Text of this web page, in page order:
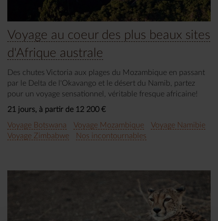
Voyage au coeur des plus beaux sites
d'Afrique australe
Des chutes Victoria aux plages du Mozambique en passant
par le Delta de l'Okavango et le désert du Namib, partez
pour un voyage sensationnel, véritable fresque africaine!
21 jours, à partir de 12 200 €
Voyage Botswana
Voyage Mozambique
Voyage Namibie
Voyage Zimbabwe
Nos incontournables